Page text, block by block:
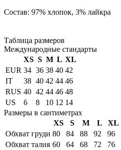
Состав: 97% хлопок, 3% лайкра
Таблица размеров
Международные стандарты
XS S M L XL
EUR 34 36 38 40 42
IT
38 40 42 44 46
RUS 40 42 44 46 48
US
6 8 10 12 14
Размеры в сантиметрах
XS
S M L
XL
Обхват груди 80 84 88 92
96
Обхват талия 60 64 68 72
76